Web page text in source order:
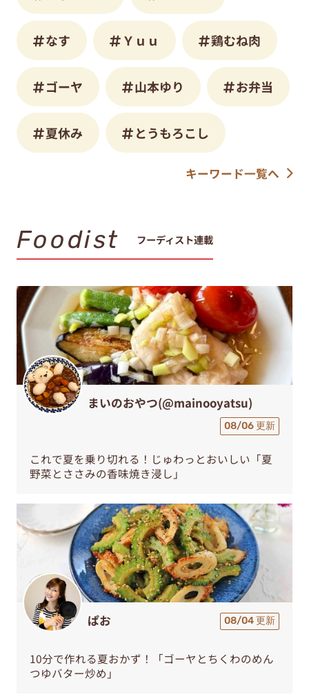
なす Ｙｕｕ 鶏むね肉
ゴーヤ 山本ゆり お弁当
夏休み とうもろこし
キーワード一覧へ
Foodist フーディスト連載
まいのおやつ(@mainooyatsu)
08/06 更新
これで夏を乗り切れる！じゅわっとおいしい「夏
野菜とささみの香味焼き浸し」
ぱお 08/04 更新
10分で作れる夏おかず！「ゴーヤとちくわのめん
つゆバター炒め」